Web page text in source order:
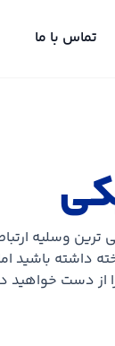
تماس با ما
ترین وسلیه
داشته باشید
از دست خواهید